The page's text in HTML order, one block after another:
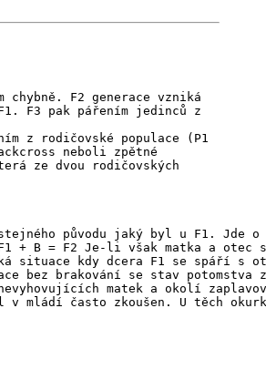
F2 generace vzniká
F3 pak pářením jedinců z
z rodičovské populace (P1
neboli zpětné
ze dvou rodičovských
původu jaký byl u F1. Jde o
F1 + B = F2 Je-li však matka a
situace kdy dcera F1 se spáří s
bez brakování se stav
matek a okolí
mládí často zkoušen. U těch